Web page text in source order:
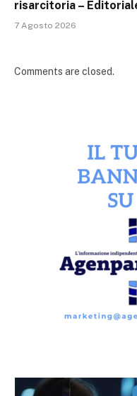
risarcitoria –
7 Agosto 2026
Comments are closed.